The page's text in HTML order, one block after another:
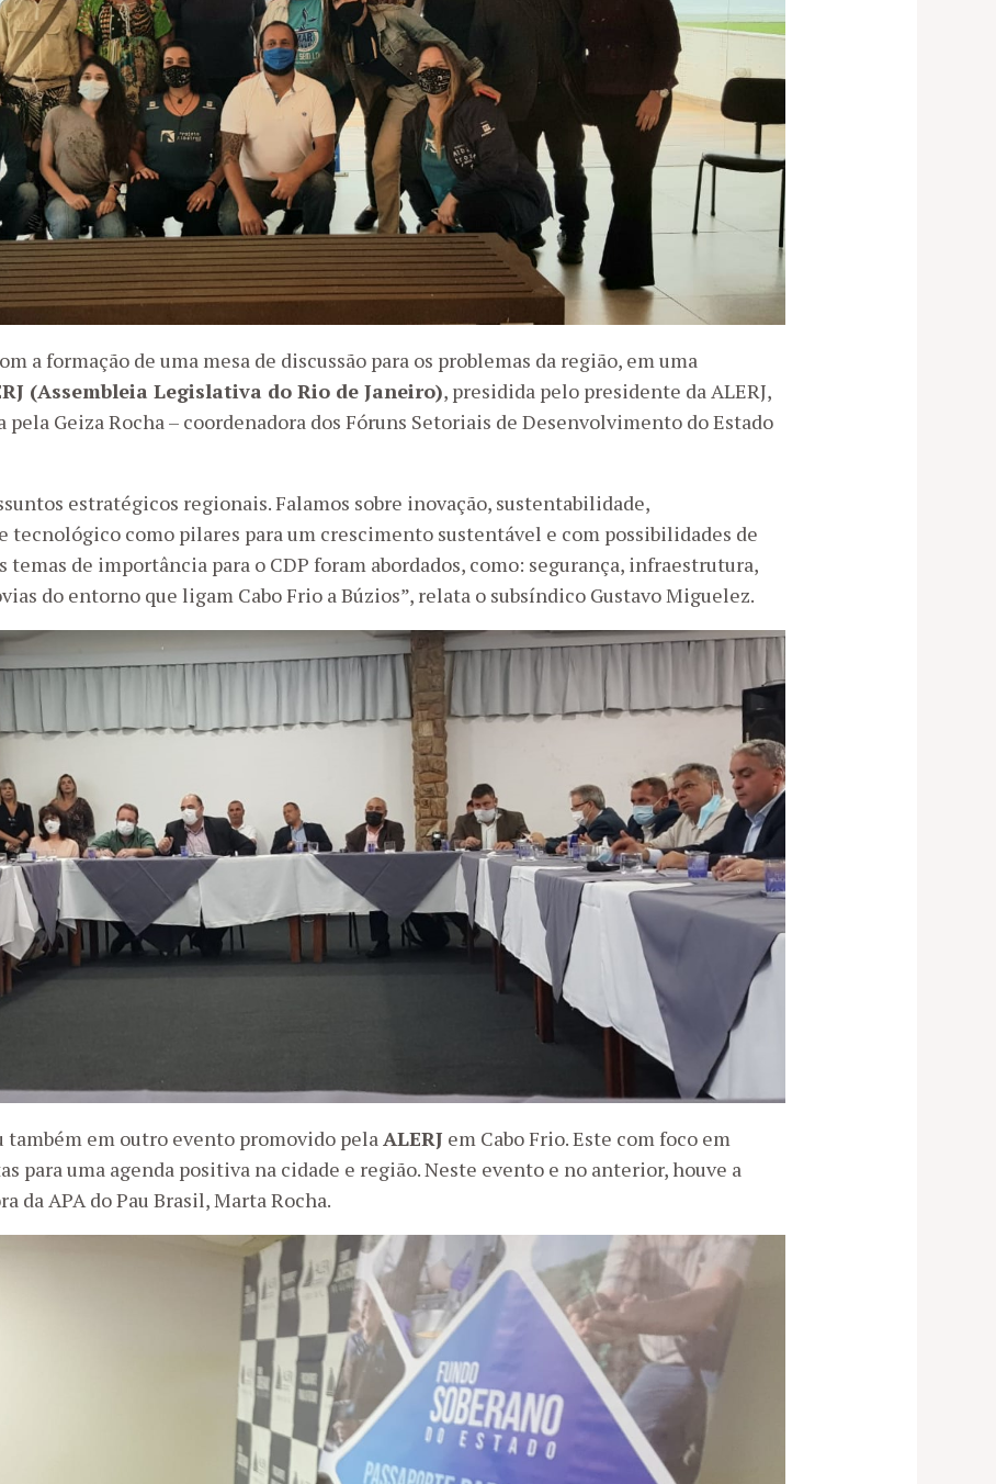
a formação de uma mesa de discussão para os problemas da região, em uma
(Assembleia Legislativa do Rio de Janeiro), presidida pelo presidente da ALERJ,
Geiza Rocha – coordenadora dos Fóruns Setoriais de Desenvolvimento do Estado
estratégicos regionais. Falamos sobre inovação, sustentabilidade,
como pilares para um crescimento sustentável e com possibilidades de
temas de importância para o CDP foram abordados, como: segurança, infraestrutura,
do entorno que ligam Cabo Frio a Búzios”, relata o subsíndico Gustavo Miguelez.
também em outro evento promovido pela ALERJ em Cabo Frio. Este com foco em
para uma agenda positiva na cidade e região. Neste evento e no anterior, houve a
da APA do Pau Brasil, Marta Rocha.